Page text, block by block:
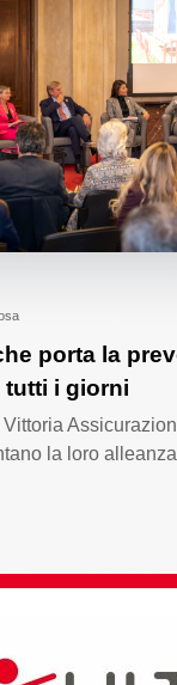
porta la
tutti i giorni
la loro